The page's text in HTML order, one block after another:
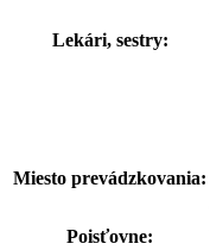
Lekári, sestry:
Miesto prevádzkovania:
Poisťovne: